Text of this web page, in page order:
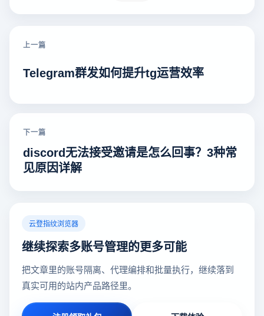
上一篇
Telegram群发如何提升tg运营效率
下一篇
discord无法接受邀请是怎么回事？3种常
见原因详解
云登指纹浏览器
继续探索多账号管理的更多可能
把文章里的账号隔离、代理编排和批量执行，继续落到
真实可用的站内产品路径里。